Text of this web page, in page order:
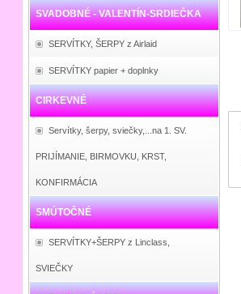
SVADOBNÉ - VALENTÍN-SRDIEČKA
SERVÍTKY, ŠERPY z Airlaid
SERVÍTKY papier + doplnky
CIRKEVNÉ
Servítky, šerpy, sviečky,...na 1. SV.
PRIJÍMANIE, BIRMOVKU, KRST,
KONFIRMÁCIA
SMÚTOČNÉ
SERVÍTKY+ŠERPY z Linclass,
SVIEČKY